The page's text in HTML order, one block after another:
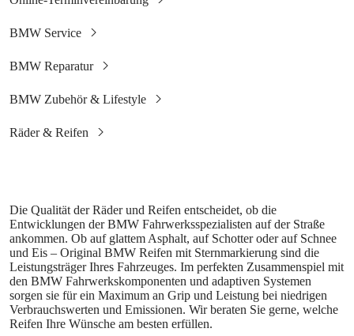
Die Qualität der Räder und Reifen entscheidet, ob die
Entwicklungen der BMW Fahrwerksspezialisten auf der Straße
ankommen. Ob auf glattem Asphalt, auf Schotter oder auf Schnee
und Eis – Original BMW Reifen mit Sternmarkierung sind die
Leistungsträger Ihres Fahrzeuges. Im perfekten Zusammenspiel mit
den BMW Fahrwerkskomponenten und adaptiven Systemen
sorgen sie für ein Maximum an Grip und Leistung bei niedrigen
Verbrauchswerten und Emissionen. Wir beraten Sie gerne, welche
Reifen Ihre Wünsche am besten erfüllen.